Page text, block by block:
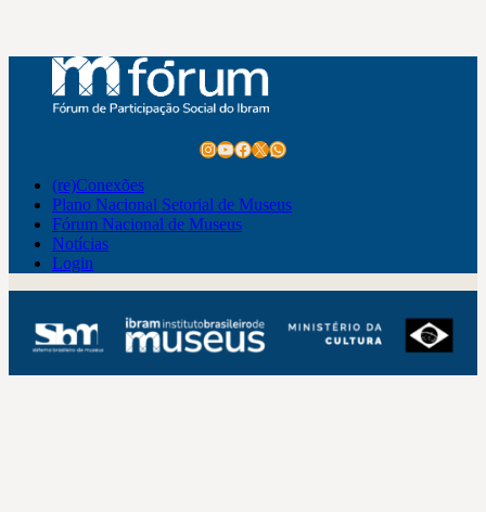
Instagram
Youtube
Facebook
X WhatsApp
(re)Conexões
Plano Nacional Setorial de Museus
Fórum Nacional de Museus
Notícias
Login